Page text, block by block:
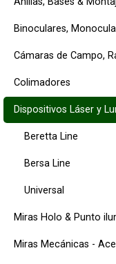
Binoculares,
Cámaras de Campo,
Colimadores
Dispositivos Láser y
Beretta Line
Bersa Line
Universal
Miras Holo & Punto
Miras Mecánicas -